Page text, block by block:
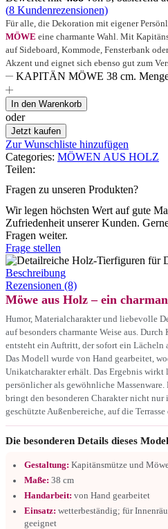
(8 Kundenrezensionen)
Für alle, die Dekoration mit eigener
MÖWE eine charmante Wahl. Mit
auf Sideboard, Kommode, Fensterbank
Akzent und eignet sich ebenso gut zum
KAPITÄN MÖWE 38 cm.
In den Warenkorb
oder
Jetzt kaufen
Zur Wunschliste hinzufügen
Categories: MÖWEN AUS HOLZ
Teilen:
Fragen zu unseren Produkten?
Wir legen höchsten Wert auf gute
Zufriedenheit unserer Kunden.
Fragen weiter.
Frage stellen
Beschreibung
Rezensionen (8)
Möwe aus Holz – ein
Humor, Materialcharakter und liebevolle
auf besonders charmante Weise aus.
entsteht ein Auftritt, der sofort ein Lächeln
Das Modell wurde von Hand gearbeitet,
Unikatcharakter erhält. Das Ergebnis
persönlicher als gewöhnliche
bringt den besonderen Charakter nicht nur
geschützte Außenbereiche, auf die Terrasse
Die besonderen Details dieses
Gestaltung: Kapitänsmütze und
Maße: 38 cm
Handarbeit: von Hand gearbeitet
Einsatz: wetterbeständig; für
geeignet